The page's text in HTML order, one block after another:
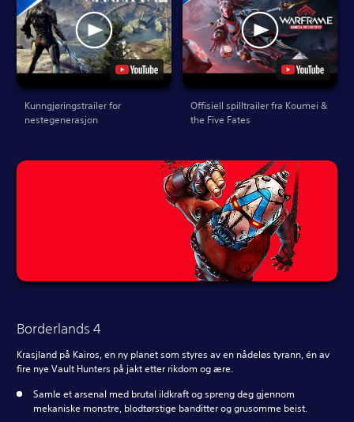
Kunngjøringstrailer for
nestegenerasjon
Offisiell spilltrailer fra Koumei &
the Five Fates
Borderlands 4
Krasjland på Kairos, en ny planet som styres av en nådeløs tyrann, én av
fire nye Vault Hunters på jakt etter rikdom og ære.
Samle et arsenal med brutal ildkraft og spreng deg gjennom
mekaniske monstre, blodtørstige banditter og grusomme beist.